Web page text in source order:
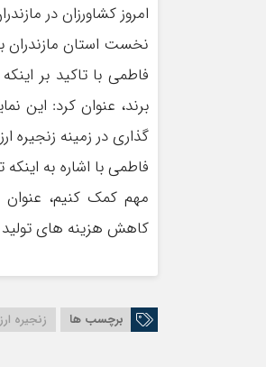
امروز کشاورزان در
نخست استان مازندران
فاطمی با تاکید بر
برند، عنوان کرد: این
گذاری در زمینه زنجیره
فاطمی با اشاره به
مهم کمک کنیم، عنوان
کاهش هزینه های
برچسب ها زنجیره